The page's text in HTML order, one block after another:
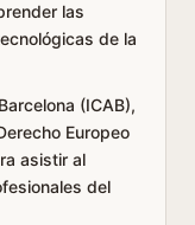
las
de la
(ICAB),
Europeo
asistir al
del